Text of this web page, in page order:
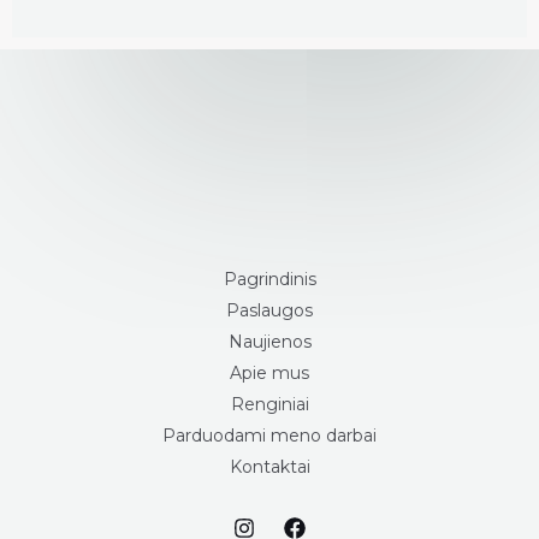
Pagrindinis
Paslaugos
Naujienos
Apie mus
Renginiai
Parduodami meno darbai
Kontaktai